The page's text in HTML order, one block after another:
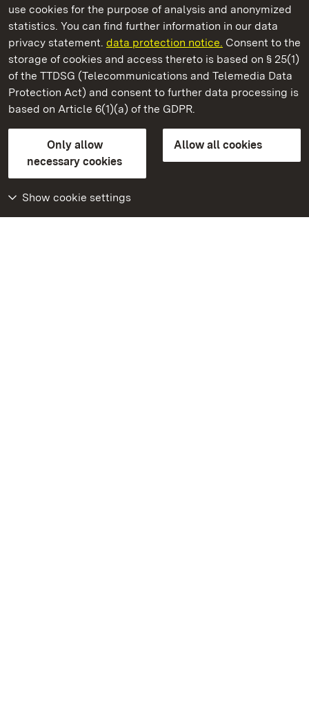
use cookies for the purpose of analysis and anonymized
statistics. You can find further information in our data
privacy statement. data protection notice. Consent to the
storage of cookies and access thereto is based on § 25(1)
of the TTDSG (Telecommunications and Telemedia Data
Protection Act) and consent to further data processing is
based on Article 6(1)(a) of the GDPR.
Only allow
necessary cookies
Allow all cookies
Show cookie settings
State Palaces and Gardens of Baden-Wuerttemberg
Hirsau Monastery
State Palaces and Gardens of Baden-Wuerttemberg
FAQMasthead Data protection
Declaration on barrier-free access
BITV-konform (geprüfte Seiten)